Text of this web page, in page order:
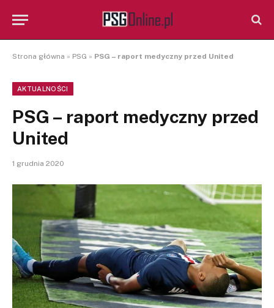
Strona główna » PSG » PSG – raport medyczny przed United
AKTUALNOŚCI
PSG – raport medyczny przed
United
1 grudnia 2020